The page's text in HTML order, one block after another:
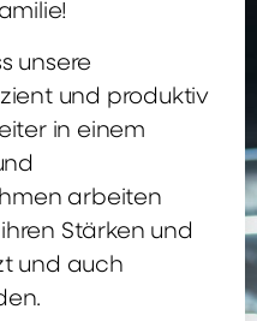
unsere
und produktiv
in einem
arbeiten
Stärken und
und auch